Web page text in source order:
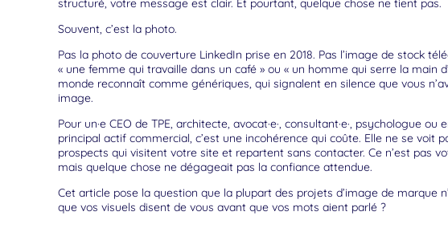
structuré, votre message est clair. Et pourtant, quelque chose ne tient pas.
Souvent, c’est la photo.
Pas la photo de couverture LinkedIn prise en 2018. Pas l’image de stock
« une femme qui travaille dans un café » ou « un homme qui serre la main
monde reconnaît comme génériques, qui signalent en silence que vous
image.
Pour un·e CEO de TPE, architecte, avocat·e·, consultant·e·, psychologue
principal actif commercial, c’est une incohérence qui coûte. Elle ne se voit
prospects qui visitent votre site et repartent sans contacter. Ce n’est pas
mais quelque chose ne dégageait pas la confiance attendue.
Cet article pose la question que la plupart des projets d’image de marque
que vos visuels disent de vous avant que vos mots aient parlé ?